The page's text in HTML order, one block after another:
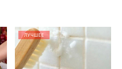
ЛУЧШЕЕ